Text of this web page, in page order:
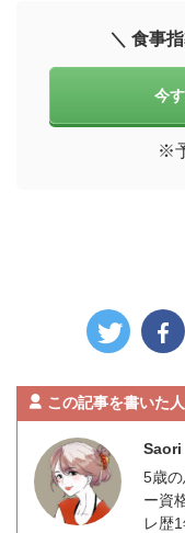
＼ 食事
今
※
この記事を書いた人
Saori
5歳
ー資
レ歴